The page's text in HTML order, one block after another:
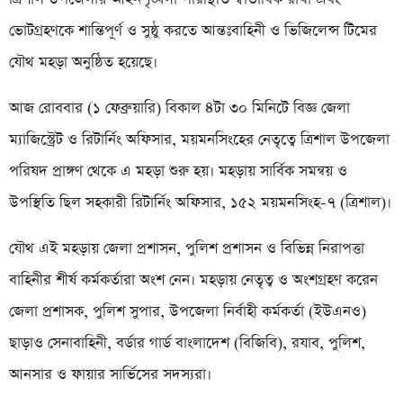
ভোটগ্রহণকে শান্তিপূর্ণ ও সুষ্ঠু করতে আন্তঃবাহিনী ও ভিজিলেন্স টিমের
যৌথ মহড়া অনুষ্ঠিত হয়েছে।
আজ রোববার (১ ফেব্রুয়ারি) বিকাল ৪টা ৩০ মিনিটে বিজ্ঞ জেলা
ম্যাজিস্ট্রেট ও রিটার্নিং অফিসার, ময়মনসিংহের নেতৃত্বে ত্রিশাল উপজেলা
পরিষদ প্রাঙ্গণ থেকে এ মহড়া শুরু হয়। মহড়ায় সার্বিক সমন্বয় ও
উপস্থিতি ছিল সহকারী রিটার্নিং অফিসার, ১৫২ ময়মনসিংহ-৭ (ত্রিশাল)।
যৌথ এই মহড়ায় জেলা প্রশাসন, পুলিশ প্রশাসন ও বিভিন্ন নিরাপত্তা
বাহিনীর শীর্ষ কর্মকর্তারা অংশ নেন। মহড়ায় নেতৃত্ব ও অংশগ্রহণ করেন
জেলা প্রশাসক, পুলিশ সুপার, উপজেলা নির্বাহী কর্মকর্তা (ইউএনও)
ছাড়াও সেনাবাহিনী, বর্ডার গার্ড বাংলাদেশ (বিজিবি), র‌যাব, পুলিশ,
আনসার ও ফায়ার সার্ভিসের সদস্যরা।